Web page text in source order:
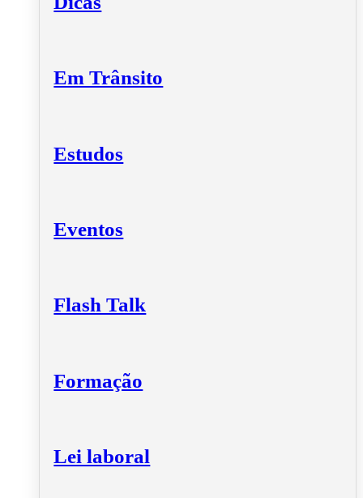
Em Trânsito
Estudos
Eventos
Flash Talk
Formação
Lei laboral